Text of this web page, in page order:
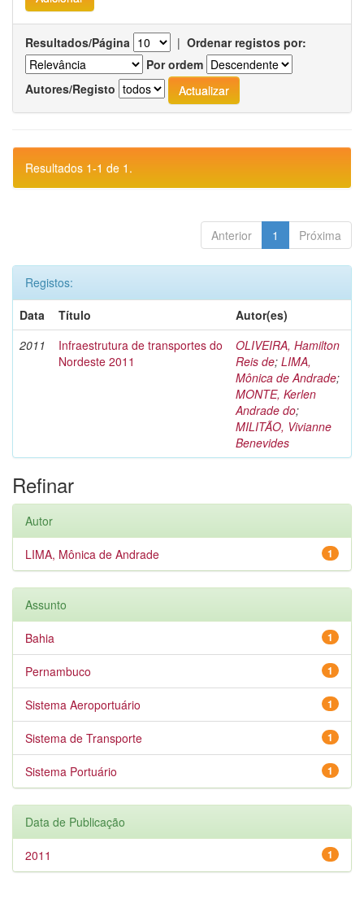
Resultados/Página | Ordenar registos por:
Por ordem
Autores/Registo
Resultados 1-1 de 1.
Anterior 1 Próxima
Registos:
Data
Título
Autor(es)
2011
Infraestrutura de transportes do
Nordeste 2011
OLIVEIRA, Hamilton
Reis de; LIMA,
Mônica de Andrade;
MONTE, Kerlen
Andrade do;
MILITÃO, Vivianne
Benevides
Refinar
Autor
1
LIMA, Mônica de Andrade
Assunto
1
Bahia
1
Pernambuco
1
Sistema Aeroportuário
1
Sistema de Transporte
1
Sistema Portuário
Data de Publicação
1
2011